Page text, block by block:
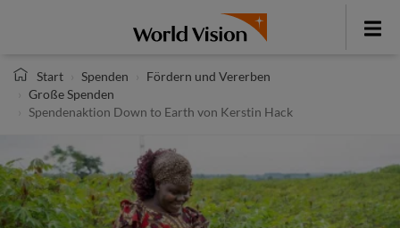
Toggle
Start
Spenden
Fördern und Vererben
Große Spenden
Spendenaktion Down to Earth von Kerstin Hack